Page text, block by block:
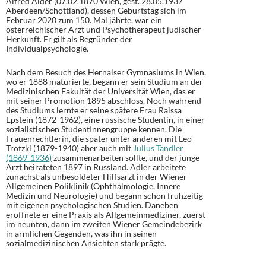
Aberdeen/Schottland), dessen Geburtstag sich im
Februar 2020 zum 150. Mal jährte, war ein
österreichischer Arzt und Psychotherapeut jüdischer
Herkunft. Er gilt als Begründer der
Individualpsychologie.
Nach dem Besuch des Hernalser Gymnasiums in Wien,
wo er 1888 maturierte, begann er sein Studium an der
Medizinischen Fakultät der Universität Wien, das er
mit seiner Promotion 1895 abschloss. Noch während
des Studiums lernte er seine spätere Frau Raissa
Epstein (1872-1962), eine russische Studentin, in einer
sozialistischen StudentInnengruppe kennen. Die
Frauenrechtlerin, die später unter anderen mit Leo
Trotzki (1879-1940) aber auch mit Julius Tandler
(1869-1936)zusammenarbeiten sollte, und der junge
Arzt heirateten 1897 in Russland. Adler arbeitete
zunächst als unbesoldeter Hilfsarzt in der Wiener
Allgemeinen Poliklinik (Ophthalmologie, Innere
Medizin und Neurologie) und begann schon frühzeitig
mit eigenen psychologischen Studien. Daneben
eröffnete er eine Praxis als Allgemeinmediziner, zuerst
im neunten, dann im zweiten Wiener Gemeindebezirk
in ärmlichen Gegenden, was ihn in seinen
sozialmedizinischen Ansichten stark prägte.